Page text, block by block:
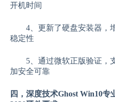
开机时间
4、更新了硬盘安装器，
稳定性
5、通过微软正版验证，
加安全可靠
四，深度技术Ghost Win10专